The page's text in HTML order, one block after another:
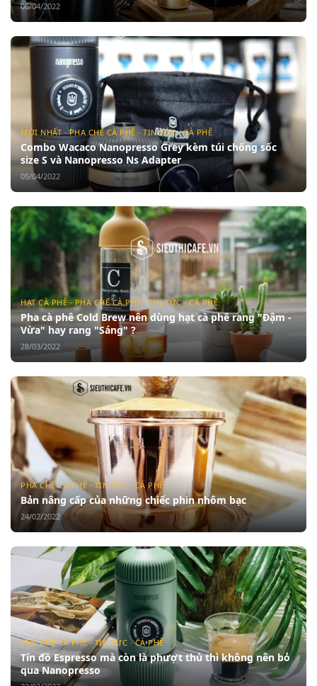
06/04/2022
MỚI NHẤT · PHA CHẾ CÀ PHÊ · TIN TỨC · CÀ PHÊ
Combo Wacaco Nanopresso Grey kèm túi chống sốc
size S và Nanopresso Ns Adapter
05/04/2022
HẠT CÀ PHÊ · PHA CHẾ CÀ PHÊ · TIN TỨC · CÀ PHÊ
Pha cà phê Cold Brew nên dùng hạt cà phê rang "Đậm -
Vừa" hay rang "Sáng" ?
28/03/2022
PHA CHẾ CÀ PHÊ · TIN TỨC · CÀ PHÊ
Bản nâng cấp của những chiếc phin nhôm bạc
24/02/2022
PHA CHẾ CÀ PHÊ · TIN TỨC · CÀ PHÊ
Tín đồ Espresso mà còn là phượt thủ thì không nên bỏ
qua Nanopresso